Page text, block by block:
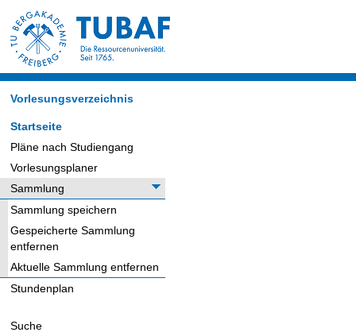
Vorlesungsverzeichnis
Startseite
Pläne nach Studiengang
Vorlesungsplaner
Sammlung
Sammlung speichern
Gespeicherte Sammlung
entfernen
Aktuelle Sammlung entfernen
Stundenplan
Suche